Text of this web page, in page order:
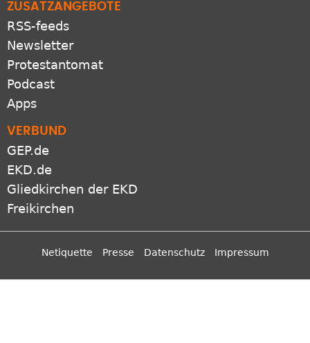
ZUSATZANGEBOTE
RSS-feeds
Newsletter
Protestantomat
Podcast
Apps
VERBUND
GEP.de
EKD.de
Gliedkirchen der EKD
Freikirchen
Netiquette Presse Datenschutz Impressum